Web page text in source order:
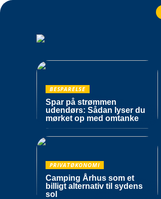
BESPARELSE
Spar på strømmen
udendørs: Sådan lyser du
mørket op med omtanke
PRIVATØKONOMI
Camping Århus som et
billigt alternativ til sydens
sol